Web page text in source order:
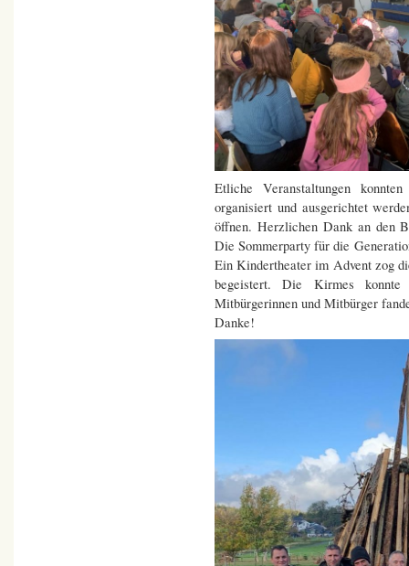
Etliche Veranstaltungen
organisiert und ausgerichtet
öffnen. Herzlichen Dank an den
Die Sommerparty für die
Ein Kindertheater im Advent zog
begeistert. Die Kirmes
Mitbürgerinnen und Mitbürger
Danke!